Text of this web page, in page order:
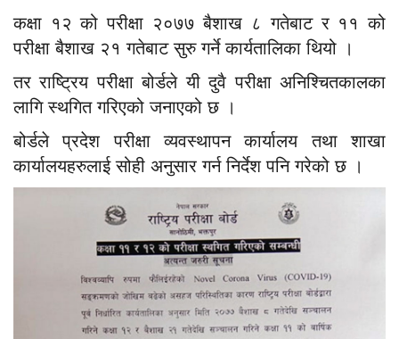
कक्षा १२ को परीक्षा २०७७ बैशाख ८ गतेबाट र ११ को
परीक्षा बैशाख २१ गतेबाट सुरु गर्ने कार्यतालिका थियो ।
तर राष्ट्रिय परीक्षा बोर्डले यी दुवै परीक्षा अनिश्चितकालका
लागि स्थगित गरिएको जनाएको छ ।
बोर्डले प्रदेश परीक्षा व्यवस्थापन कार्यालय तथा शाखा
कार्यालयहरुलाई सोही अनुसार गर्न निर्देश पनि गरेको छ ।